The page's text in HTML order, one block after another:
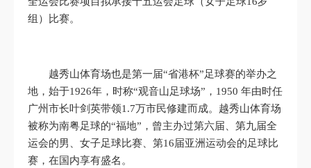
组）比赛。
越秀山体育场也是第一届“省港杯”足球赛的举办之
地，始于1926年，时称“观音山足球场”，1950 年由时任
广州市长叶剑英带领1.7万市民修建而成。越秀山体育场
被称为南粤足球的“福地”，曾主办过第六届、第九届全
运会的男、女子足球比赛、第16届亚洲运动会的足球比
赛，在国内享有盛名。